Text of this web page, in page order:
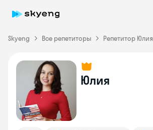
Skyeng Все репетиторы Репетитор Юлия
Юлия
Skyeng Chat
online